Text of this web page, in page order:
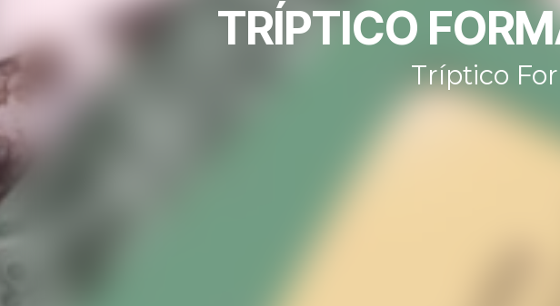
TRÍPTICO
Tríptico